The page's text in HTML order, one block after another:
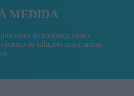
MEDIDA
de mudança com a
de soluções pragmáticas